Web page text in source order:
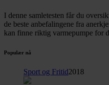
I denne samletesten får du
de beste anbefalingene fra
kan finne riktig varmepumpe for
Populær nå
Sport og Fritid2018